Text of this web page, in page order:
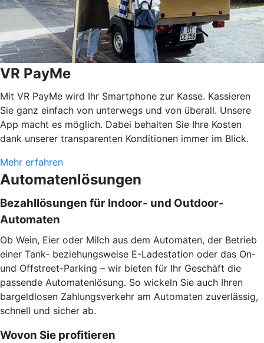
VR PayMe
Mit VR PayMe wird Ihr Smartphone zur Kasse. Kassieren
Sie ganz einfach von unterwegs und von überall. Unsere
App macht es möglich. Dabei behalten Sie Ihre Kosten
dank unserer transparenten Konditionen immer im Blick.
Mehr erfahren
Automatenlösungen
Bezahllösungen für Indoor- und Outdoor-
Automaten
Ob Wein, Eier oder Milch aus dem Automaten, der Betrieb
einer Tank- beziehungsweise E-Ladestation oder das On-
und Offstreet-Parking – wir bieten für Ihr Geschäft die
passende Automatenlösung. So wickeln Sie auch Ihren
bargeldlosen Zahlungsverkehr am Automaten zuverlässig,
schnell und sicher ab.
Wovon Sie profitieren